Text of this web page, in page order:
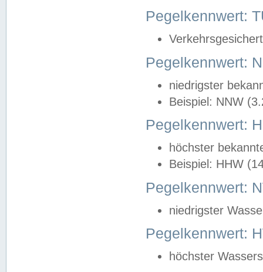
Pegelkennwert:
Pegelkennwert:
niedrigster
Beispiel: NNW
Pegelkennwert:
höchster
Beispiel: HHW
Pegelkennwert:
niedrigster
Pegelkennwert:
höchster